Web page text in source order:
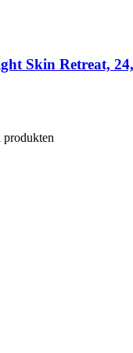
Skin Retreat,
produkten